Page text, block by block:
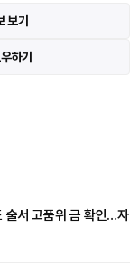
보기
하기
술서 고품위 금 확인…자